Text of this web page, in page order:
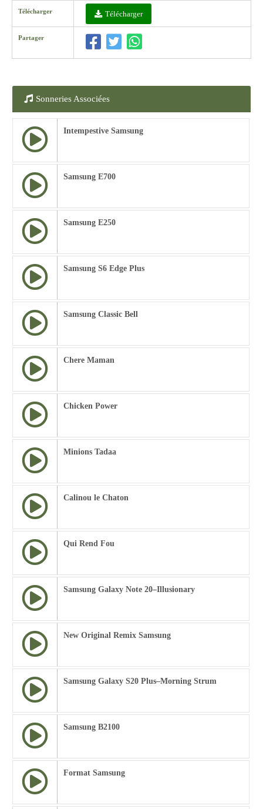
Télécharger Télécharger
Partager
Sonneries Associées
Intempestive Samsung
Samsung E700
Samsung E250
Samsung S6 Edge Plus
Samsung Classic Bell
Chere Maman
Chicken Power
Minions Tadaa
Calinou le Chaton
Qui Rend Fou
Samsung Galaxy Note 20–Illusionary
New Original Remix Samsung
Samsung Galaxy S20 Plus–Morning Strum
Samsung B2100
Format Samsung